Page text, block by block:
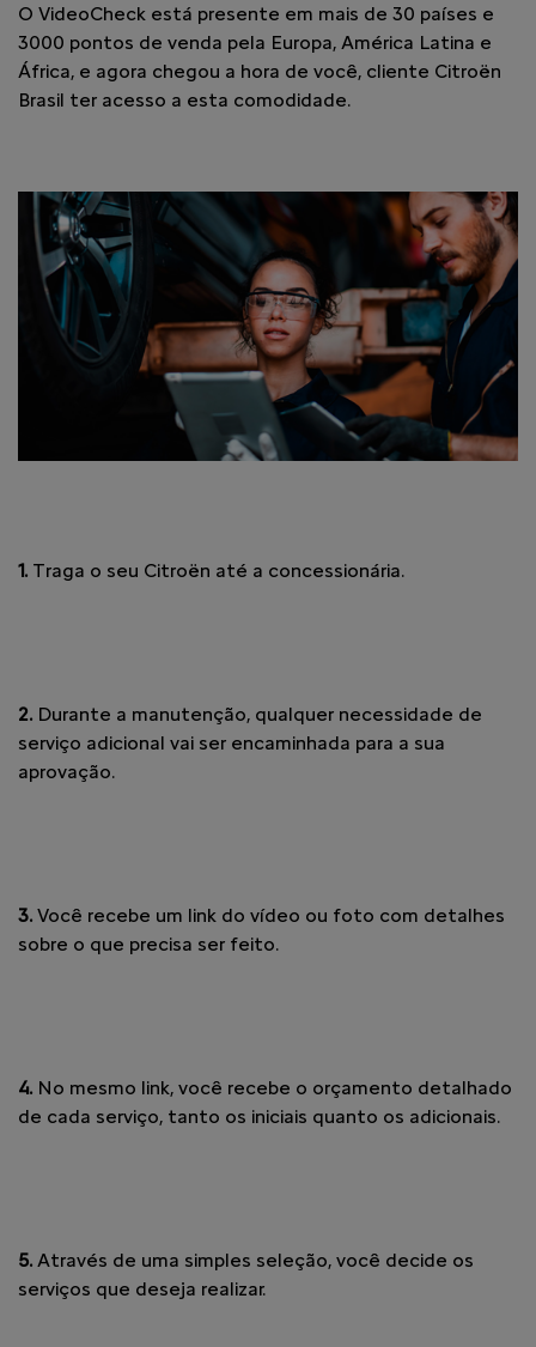
O VideoCheck está presente em mais de 30 países e
3000 pontos de venda pela Europa, América Latina e
África, e agora chegou a hora de você, cliente Citroën
Brasil ter acesso a esta comodidade.
1. Traga o seu Citroën até a concessionária.
2. Durante a manutenção, qualquer necessidade de
serviço adicional vai ser encaminhada para a sua
aprovação.
3. Você recebe um link do vídeo ou foto com detalhes
sobre o que precisa ser feito.
4. No mesmo link, você recebe o orçamento detalhado
de cada serviço, tanto os iniciais quanto os adicionais.
5. Através de uma simples seleção, você decide os
serviços que deseja realizar.